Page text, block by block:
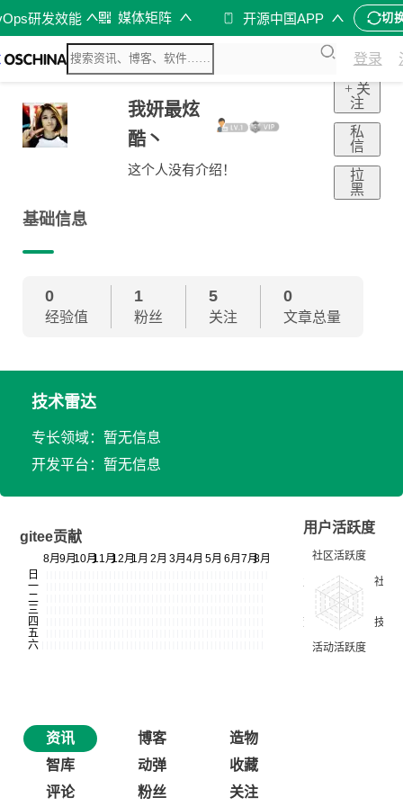
研发效能 媒体矩阵 开源中国APP 切
登录
我妍最炫
酷丶
这个人没有介绍！
+ 关
注
私
信
拉
黑
基础信息
0
经验值
1
粉丝
5
关注
0
文章总量
技术雷达
专长领域：暂无信息
开发平台：暂无信息
gitee贡献
用户活跃度
资讯 博客
造物
智库
动弹
收藏
评论
粉丝 关注